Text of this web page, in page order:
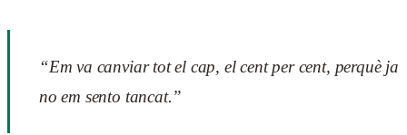
“Em va canviar tot el cap, el cent per cent, perquè ja
no em sento tancat.”